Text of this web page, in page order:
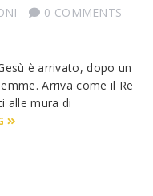
0 COMMENTS
è arrivato, dopo un
Arriva come il Re
alle mura di